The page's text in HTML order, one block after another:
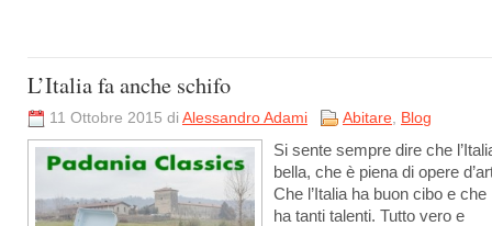
L’Italia fa anche schifo
11 Ottobre 2015 di Alessandro Adami Abitare, Blog
Si sente sempre dire che
bella, che è piena di opere
Che l’Italia ha buon cibo e che
ha tanti talenti. Tutto vero e